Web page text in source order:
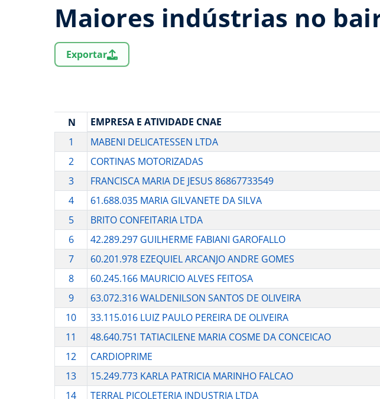
Maiores indústrias no
Exportar
N EMPRESA E ATIVIDADE CNAE
1
MABENI DELICATESSEN LTDA
2
CORTINAS MOTORIZADAS
3
FRANCISCA MARIA DE JESUS 86867733549
4
61.688.035 MARIA GILVANETE DA SILVA
5
BRITO CONFEITARIA LTDA
6
42.289.297 GUILHERME FABIANI GAROFALLO
7
60.201.978 EZEQUIEL ARCANJO ANDRE GOMES
8
60.245.166 MAURICIO ALVES FEITOSA
9
63.072.316 WALDENILSON SANTOS DE OLIVEIRA
10
33.115.016 LUIZ PAULO PEREIRA DE OLIVEIRA
11
48.640.751 TATIACILENE MARIA COSME DA CONCEICAO
12
CARDIOPRIME
13
15.249.773 KARLA PATRICIA MARINHO FALCAO
14
TERRAL PICOLETERIA INDUSTRIA LTDA